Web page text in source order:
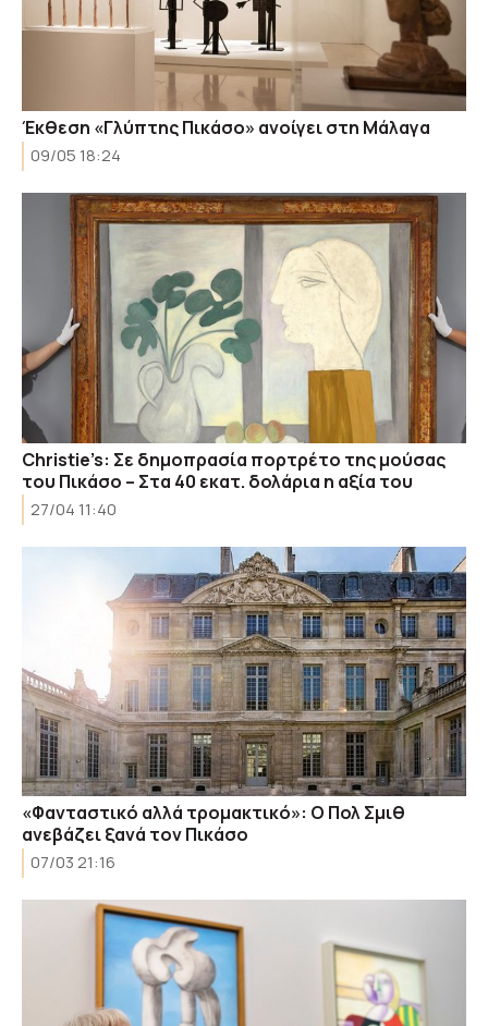
Έκθεση «Γλύπτης Πικάσο» ανοίγει στη Μάλαγα
09/05 18:24
Christie’s: Σε δημοπρασία πορτρέτο της μούσας
του Πικάσο – Στα 40 εκατ. δολάρια η αξία του
27/04 11:40
«Φανταστικό αλλά τρομακτικό»: Ο Πολ Σμιθ
ανεβάζει ξανά τον Πικάσο
07/03 21:16